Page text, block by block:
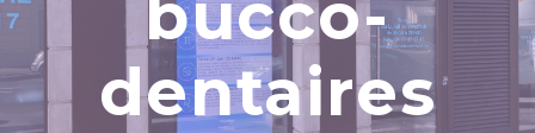
bucco-
dentaires